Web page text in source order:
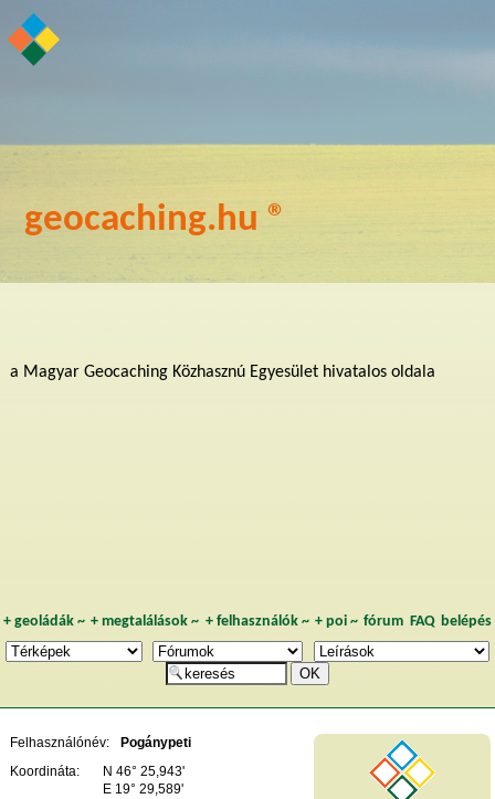
geocaching.hu ®
a Magyar Geocaching Közhasznú Egyesület hivatalos oldala
+ geoládák~ +megtalálások ~ + felhasználók~ + poi~ fórum FAQ belépés
Felhasználónév:
Pogánypeti
Koordináta:
N 46° 25,943'
E 19° 29,589'